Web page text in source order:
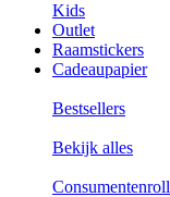
Kids
Outlet
Raamstickers
Cadeaupapier
Bestsellers
Bekijk alles